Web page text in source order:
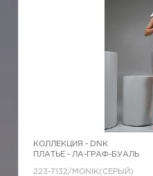
КОЛЛЕКЦИЯ - DNK
ПЛАТЬЕ - ЛА-ГРАФ-БУАЛЬ
223-7132/MONIK(СЕРЫЙ)